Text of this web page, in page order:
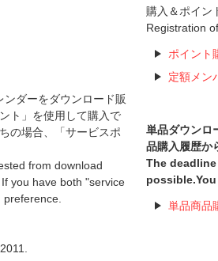
ダーをダウンロード販
ト」を使用して購入で
の場合、「サービスポ
from download
you have both "service
購入＆ポイン
Registration
ポイント
定額メン
単品ダウンロ
品購入履歴か
The
単品商品